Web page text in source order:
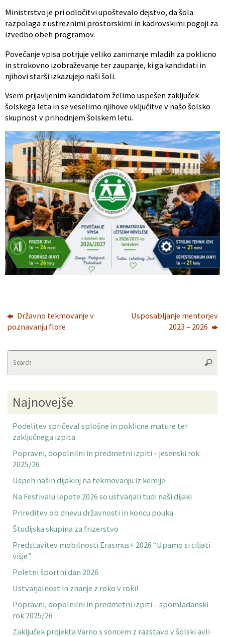
Ministrstvo je pri odločitvi upoštevalo dejstvo, da šola
razpolaga z ustreznimi prostorskimi in kadrovskimi pogoji za
izvedbo obeh programov.
Povečanje vpisa potrjuje veliko zanimanje mladih za poklicno
in strokovno izobraževanje ter zaupanje, ki ga kandidati in
njihovi starši izkazujejo naši šoli.
Vsem prijavljenim kandidatom želimo uspešen zaključek
šolskega leta in se veselimo njihove vključitve v našo šolsko
skupnost v prihodnjem šolskem letu.
Državno tekmovanje v
poznavanju flore
Usposabljanje mentorjev
2023 – 2026
Najnovejše
Podelitev spričeval splošne in poklicne mature ter
zaključnega izpita
Popravni, dopolnilni in predmetni izpiti – jesenski rok
2025/26
Uspeh naših dijakinj na tekmovanju iz kemije
Na Festivalu lepote 2026 so ustvarjali tudi naši dijaki
Prireditev ob dnevu državnosti in koncu pouka
Študijska skupina za frizerstvo
Predstavitev mobilnosti Erasmus+ 2026 “Upamo si ciljati
višje”
Poletni športni dan 2026
Ustvarjalnost in znanje z roko v roki!
Popravni, dopolnilni in predmetni izpiti – spomladanski
rok 2025/26
Zaključek projekta Varno s soncem z razstavo v šolski avli